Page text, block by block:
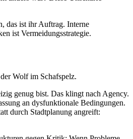
das ist ihr Auftrag. Interne
ist Vermeidungsstrategie.
Wolf im Schafspelz.
genug bist. Das klingt nach Agency.
an dysfunktionale Bedingungen.
durch Stadtplanung angreift: